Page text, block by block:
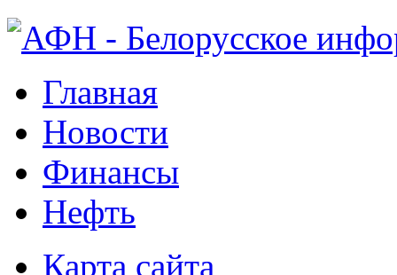
Главная
Новости
Финансы
Нефть
Карта сайта